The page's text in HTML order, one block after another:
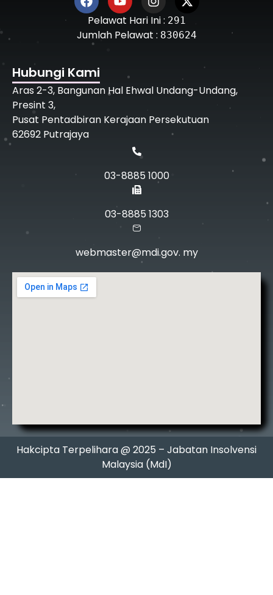
Pelawat Hari Ini : 291
Jumlah Pelawat : 830624
Hubungi Kami
Aras 2-3, Bangunan Hal Ehwal Undang-Undang,
Presint 3,
Pusat Pentadbiran Kerajaan Persekutuan
62692 Putrajaya
03-8885 1000
03-8885 1303
webmaster@mdi.gov. my
Hakcipta Terpelihara @ 2025 – Jabatan Insolvensi
Malaysia (MdI)